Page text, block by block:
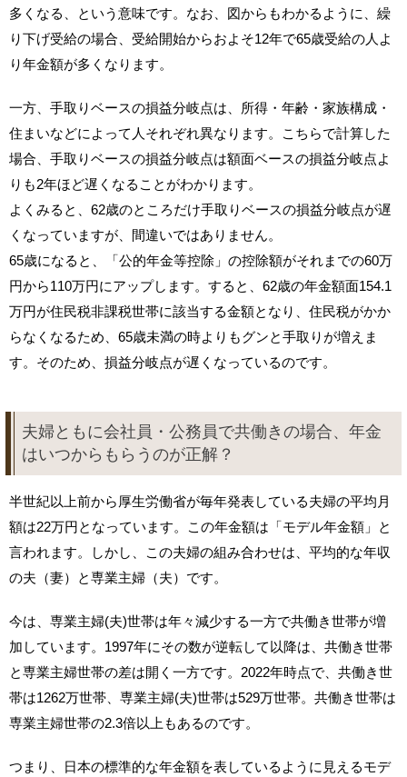
多くなる、という意味です。なお、図からもわかるように、繰
り下げ受給の場合、受給開始からおよそ12年で65歳受給の人よ
り年金額が多くなります。
一方、手取りベースの損益分岐点は、所得・年齢・家族構成・
住まいなどによって人それぞれ異なります。こちらで計算した
場合、手取りベースの損益分岐点は額面ベースの損益分岐点よ
りも2年ほど遅くなることがわかります。
よくみると、62歳のところだけ手取りベースの損益分岐点が遅
くなっていますが、間違いではありません。
65歳になると、「公的年金等控除」の控除額がそれまでの60万
円から110万円にアップします。すると、62歳の年金額面154.1
万円が住民税非課税世帯に該当する金額となり、住民税がかか
らなくなるため、65歳未満の時よりもグンと手取りが増えま
す。そのため、損益分岐点が遅くなっているのです。
夫婦ともに会社員・公務員で共働きの場合、年金
はいつからもらうのが正解？
半世紀以上前から厚生労働省が毎年発表している夫婦の平均月
額は22万円となっています。この年金額は「モデル年金額」と
言われます。しかし、この夫婦の組み合わせは、平均的な年収
の夫（妻）と専業主婦（夫）です。
今は、専業主婦(夫)世帯は年々減少する一方で共働き世帯が増
加しています。1997年にその数が逆転して以降は、共働き世帯
と専業主婦世帯の差は開く一方です。2022年時点で、共働き世
帯は1262万世帯、専業主婦(夫)世帯は529万世帯。共働き世帯は
専業主婦世帯の2.3倍以上もあるのです。
つまり、日本の標準的な年金額を表しているように見えるモデ